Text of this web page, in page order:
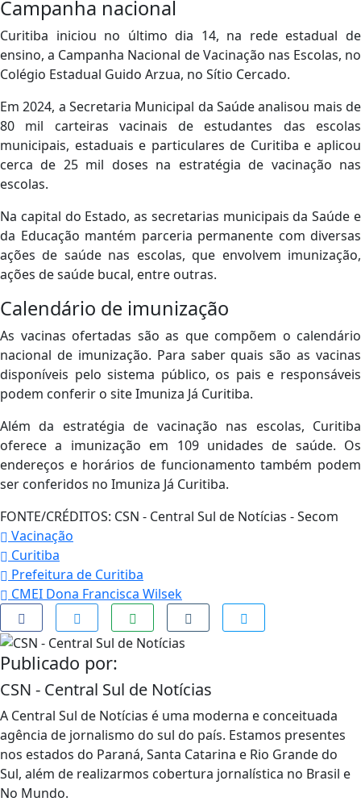
Campanha nacional
Curitiba iniciou no último dia 14, na rede estadual de
ensino, a Campanha Nacional de Vacinação nas Escolas, no
Colégio Estadual Guido Arzua, no Sítio Cercado.
Em 2024, a Secretaria Municipal da Saúde analisou mais de
80 mil carteiras vacinais de estudantes das escolas
municipais, estaduais e particulares de Curitiba e aplicou
cerca de 25 mil doses na estratégia de vacinação nas
escolas.
Na capital do Estado, as secretarias municipais da Saúde e
da Educação mantém parceria permanente com diversas
ações de saúde nas escolas, que envolvem imunização,
ações de saúde bucal, entre outras.
Calendário de imunização
As vacinas ofertadas são as que compõem o calendário
nacional de imunização. Para saber quais são as vacinas
disponíveis pelo sistema público, os pais e responsáveis
podem conferir o site Imuniza Já Curitiba.
Além da estratégia de vacinação nas escolas, Curitiba
oferece a imunização em 109 unidades de saúde. Os
endereços e horários de funcionamento também podem
ser conferidos no Imuniza Já Curitiba.
FONTE/CRÉDITOS: CSN - Central Sul de Notícias - Secom
Vacinação
Curitiba
Prefeitura de Curitiba
CMEI Dona Francisca Wilsek
Publicado por:
CSN - Central Sul de Notícias
A Central Sul de Notícias é uma moderna e conceituada
agência de jornalismo do sul do país. Estamos presentes
nos estados do Paraná, Santa Catarina e Rio Grande do
Sul, além de realizarmos cobertura jornalística no Brasil e
No Mundo.